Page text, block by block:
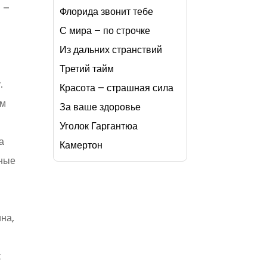
–
Флорида звонит тебе
С мира – по строчке
Из дальних странствий
Третий тайм
Красота – страшная сила
За ваше здоровье
Уголок Гаргантюа
Камертон